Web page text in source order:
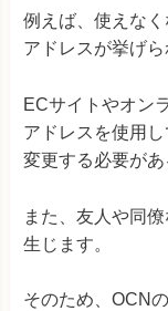
例えば、使えな
アドレスが挙げら
ECサイトやオン
アドレスを使用
変更する必要があ
また、友人や同
生じます。
そのため、OCN